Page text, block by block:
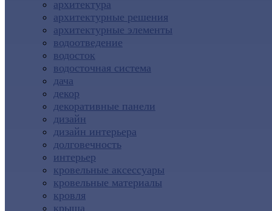
архитектура
архитектурные решения
архитектурные элементы
водоотведение
водосток
водосточная система
дача
декор
декоративные панели
дизайн
дизайн интерьера
долговечность
интерьер
кровельные аксессуары
кровельные материалы
кровля
крыша